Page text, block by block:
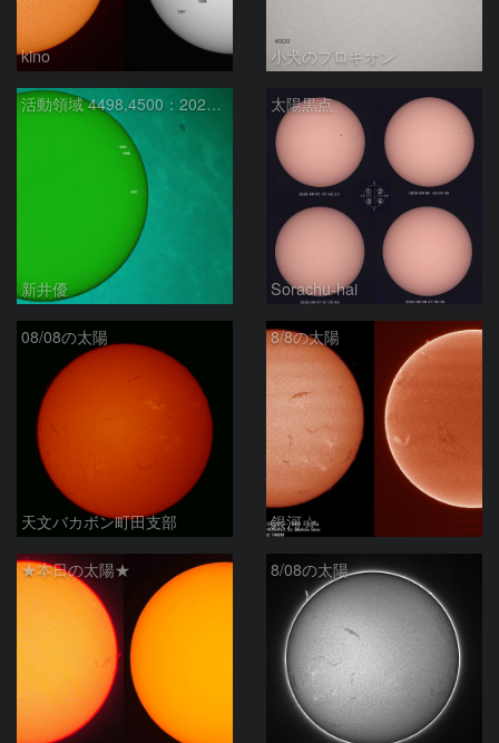
kino 小犬のプロキオン
活動領域 4498,4500：2026/08/08
新井優
太陽黒点
Sorachu-hai
08/08の太陽
天文バカボン町田支部
8/8の太陽
銀河☆
★本日の太陽★ 8/08の太陽